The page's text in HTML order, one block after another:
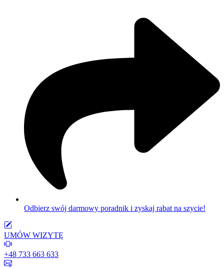
Odbierz swój darmowy poradnik i zyskaj rabat na szycie!
UMÓW WIZYTĘ
+48 733 663 633